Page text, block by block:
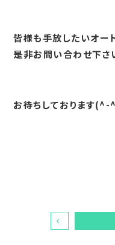
皆様も手放したいオー
是非お問い合わせ下さい
お待ちしております(^-